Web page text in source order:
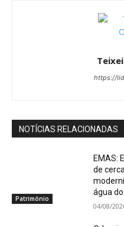
https://
NOTÍCIAS RELACIONADAS
Património
EMAS:
de
água
04/08/